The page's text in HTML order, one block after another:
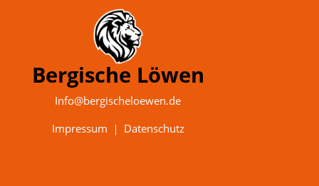
Bergische Löwen
Info@bergischeloewen.de
Impressum ｜ Datenschutz